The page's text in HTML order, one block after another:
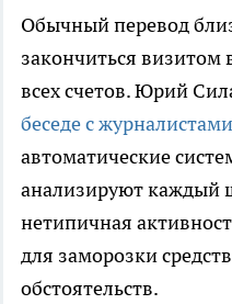
Обычный перевод
закончиться визитом
всех счетов. Юрий
беседе с журналистами
автоматические
анализируют каждый
нетипичная
для заморозки
обстоятельств.